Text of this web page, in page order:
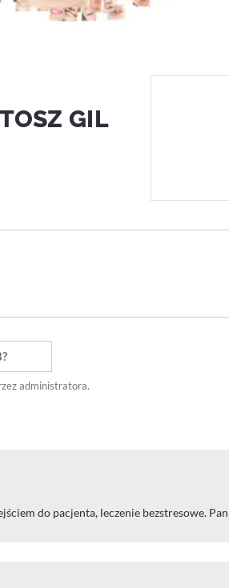
GIL
administratora.
do pacjenta, leczenie bezstresowe.